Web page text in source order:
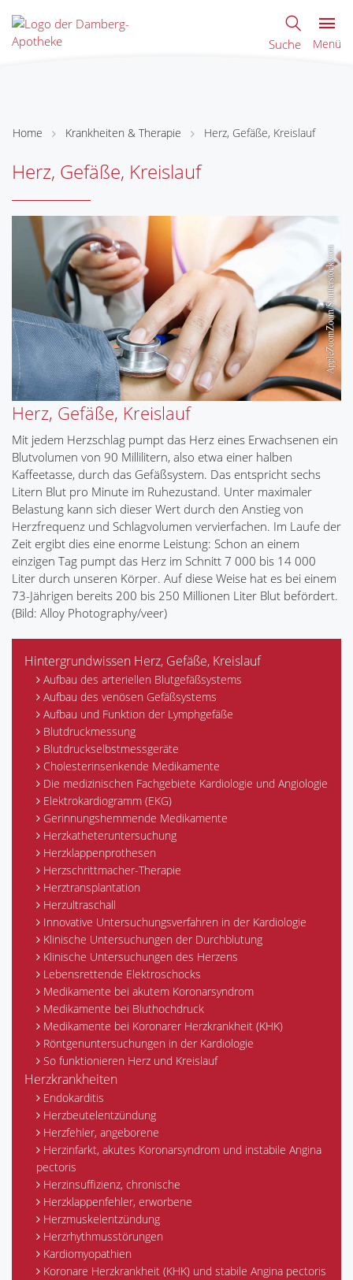
Suche Menü
Home Krankheiten & Therapie Herz, Gefäße, Kreislauf
Herz, Gefäße, Kreislauf
Herz, Gefäße, Kreislauf
Mit jedem Herzschlag pumpt das Herz eines Erwachsenen ein
Blutvolumen von 90 Millilitern, also etwa einer halben
Kaffeetasse, durch das Gefäßsystem. Das entspricht sechs
Litern Blut pro Minute im Ruhezustand. Unter maximaler
Belastung kann sich dieser Wert durch den Anstieg von
Herzfrequenz und Schlagvolumen vervierfachen. Im Laufe der
Zeit ergibt dies eine enorme Leistung: Schon an einem
einzigen Tag pumpt das Herz im Schnitt 7 000 bis 14 000
Liter durch unseren Körper. Auf diese Weise hat es bei einem
73-Jährigen bereits 200 bis 250 Millionen Liter Blut befördert.
(Bild: Alloy Photography/veer)
Hintergrundwissen Herz, Gefäße, Kreislauf
Aufbau des arteriellen Blutgefäßsystems
Aufbau des venösen Gefäßsystems
Aufbau und Funktion der Lymphgefäße
Blutdruckmessung
Blutdruckselbstmessgeräte
Cholesterinsenkende Medikamente
Die medizinischen Fachgebiete Kardiologie und Angiologie
Elektrokardiogramm (EKG)
Gerinnungshemmende Medikamente
Herzkatheteruntersuchung
Herzklappenprothesen
Herzschrittmacher-Therapie
Herztransplantation
Herzultraschall
Innovative Untersuchungsverfahren in der Kardiologie
Klinische Untersuchungen der Durchblutung
Klinische Untersuchungen des Herzens
Lebensrettende Elektroschocks
Medikamente bei akutem Koronarsyndrom
Medikamente bei Bluthochdruck
Medikamente bei Koronarer Herzkrankheit (KHK)
Röntgenuntersuchungen in der Kardiologie
So funktionieren Herz und Kreislauf
Herzkrankheiten
Endokarditis
Herzbeutelentzündung
Herzfehler, angeborene
Herzinfarkt, akutes Koronarsyndrom und instabile Angina
pectoris
Herzinsuffizienz, chronische
Herzklappenfehler, erworbene
Herzmuskelentzündung
Herzrhythmusstörungen
Kardiomyopathien
Koronare Herzkrankheit (KHK) und stabile Angina pectoris